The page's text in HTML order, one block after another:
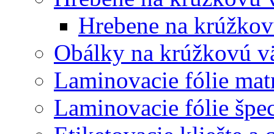
Hrebene na
Obálky na krúžkovú
Laminovacie fólie
Laminovacie fólie